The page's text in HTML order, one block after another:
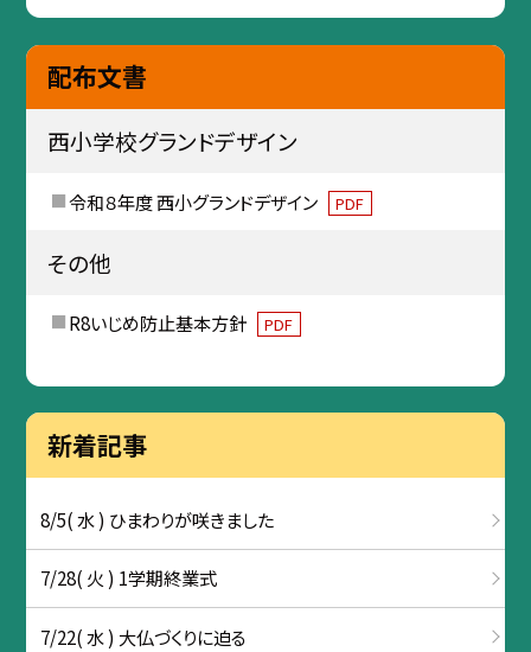
配布文書
西小学校グランドデザイン
令和８年度 西小グランドデザイン PDF
その他
R8いじめ防止基本方針 PDF
新着記事
8/5( 水 ) ひまわりが咲きました
7/28( 火 ) 1学期終業式
7/22( 水 ) 大仏づくりに迫る